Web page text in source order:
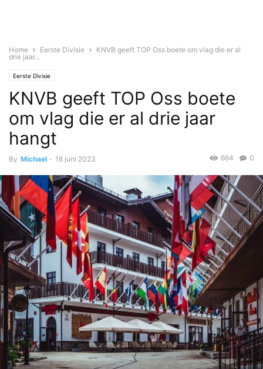
Home Eerste Divisie
KNVB geeft TOP Oss boete om vlag die er al
drie jaar...
Eerste Divisie
KNVB geeft TOP Oss boete
om vlag die er al drie jaar
hangt
By Michael - 18 juni 2023 0
664